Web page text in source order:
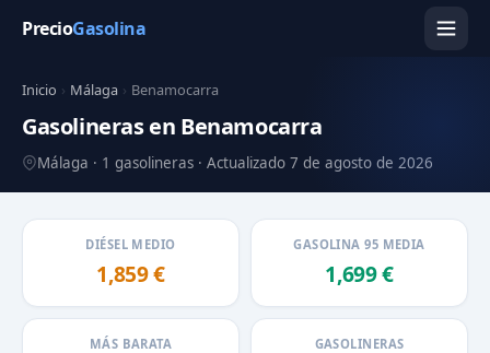
PrecioGasolina
Inicio › Málaga › Benamocarra
Gasolineras en Benamocarra
Málaga · 1 gasolineras · Actualizado 7 de agosto de 2026
DIÉSEL MEDIO
1,859 €
GASOLINA 95 MEDIA
1,699 €
MÁS BARATA GASOLINERAS